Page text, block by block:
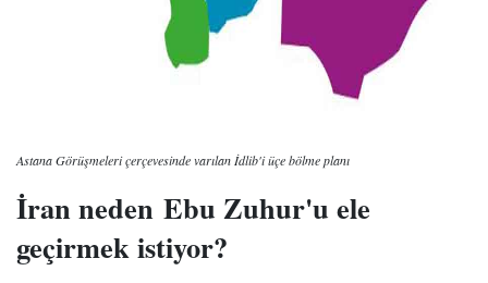
Astana Görüşmeleri çerçevesinde varılan İdlib'i üçe bölme planı
İran neden Ebu Zuhur'u ele
geçirmek istiyor?